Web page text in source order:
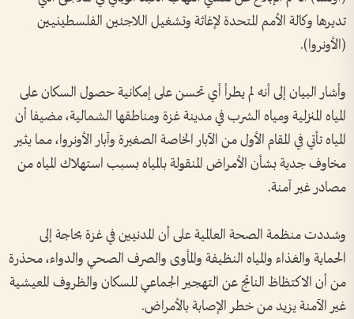
تديرها وكالة الأمم المتحدة لإغاثة وتشغيل اللاجئين الفلسطينيين
(الأونروا).
وأشار البيان إلى أنه لم يطرأ أي تحسن على إمكانية حصول السكان على
المياه المنزلية ومياه الشرب في مدينة غزة ومناطقها الشمالية، مضيفا أن
المياه تأتي في المقام الأول من الآبار الخاصة الصغيرة وآبار الأونروا، مما يثير
مخاوف جدية بشأن الأمراض المنقولة بالمياه بسبب استهلاك المياه من
مصادر غير آمنة.
وشددت منظمة الصحة العالمية على أن المدنيين في غزة بحاجة إلى
الحماية والغذاء والمياه النظيفة والمأوى والصرف الصحي والدواء، محذرة
من أن الاكتظاظ الناتج عن التهجير الجماعي للسكان والظروف المعيشية
غير الآمنة يزيد من خطر الإصابة بالأمراض.